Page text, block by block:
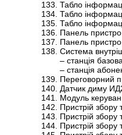
Табло
Табло
Табло
Панель
Панель
Система
– станція
– станція
Переговорний
Датчик диму
Модуль
Пристрій
Пристрій
Пристрій